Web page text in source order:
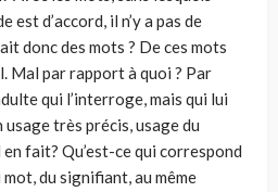
est d’accord, il n’y a pas de
donc des mots ? De ces mots
Mal par rapport à quoi ? Par
qui l’interroge, mais qui lui
usage très pré­cis, usage du
fait? Qu’est-ce qui correspond
du signifiant, au même